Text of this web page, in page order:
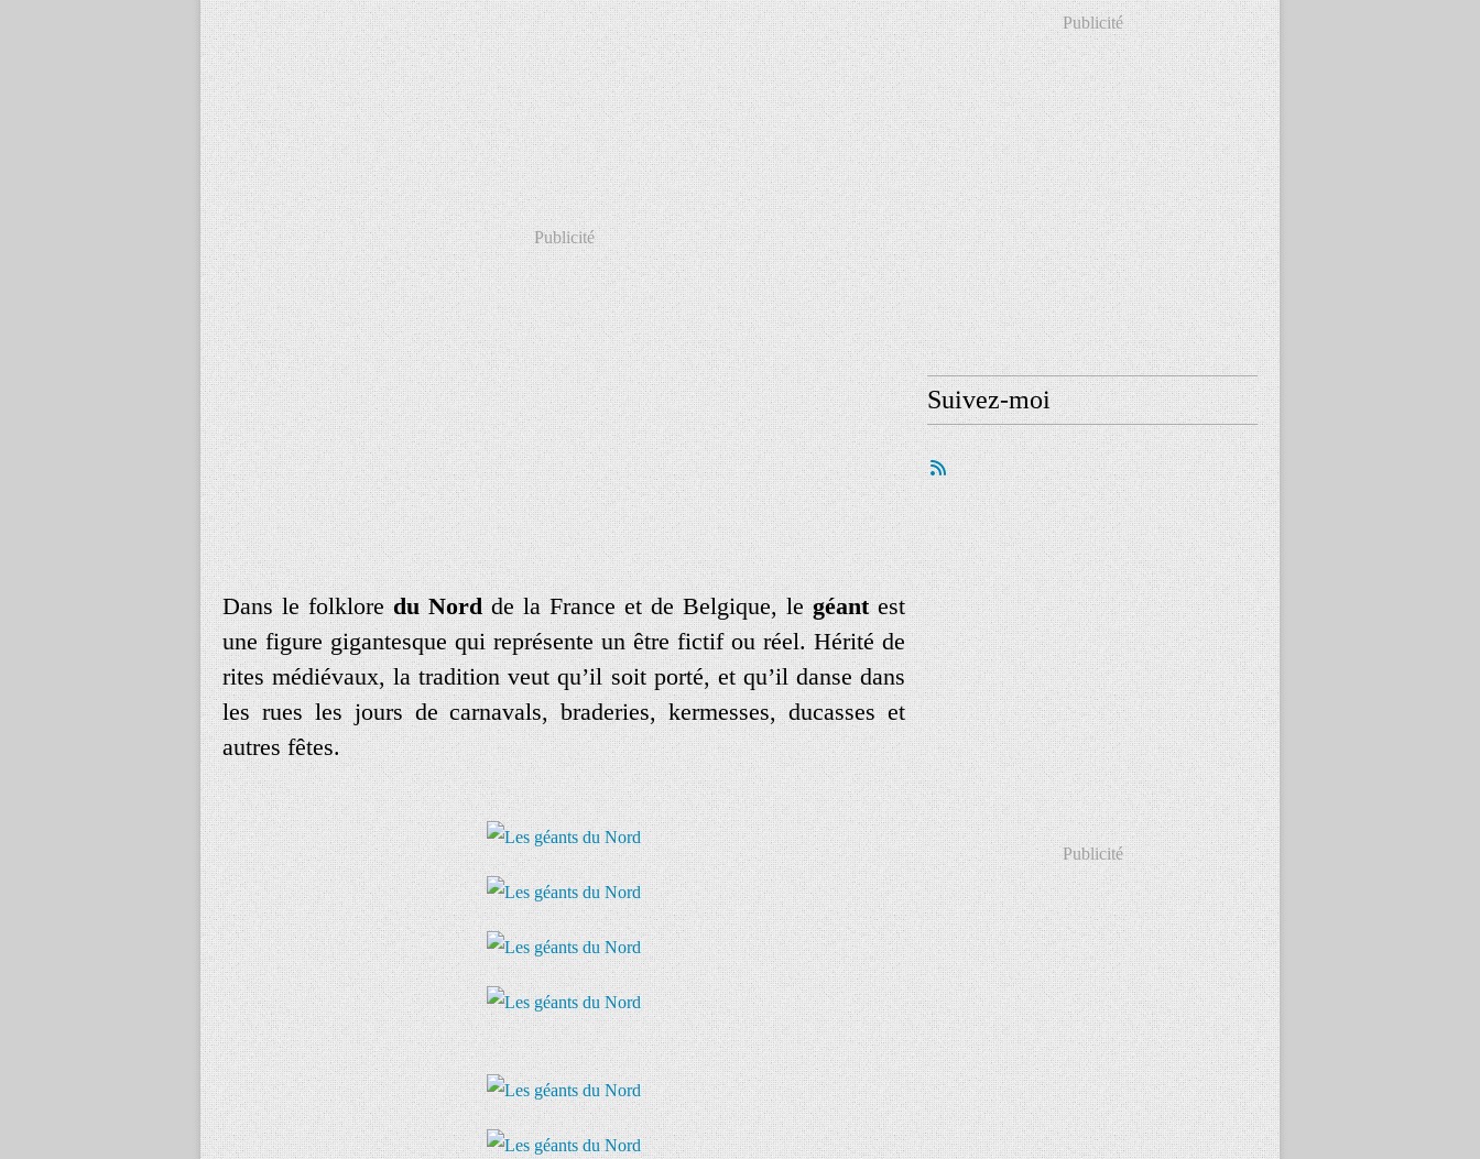
Publicité
Dans le folkloredu Nordde la France et de Belgique, legéantest
une figure gigantesque qui représente un être fictif ou réel. Hérité de
rites médiévaux, la tradition veut qu’il soit porté, et qu’il danse dans
les rues les jours de carnavals, braderies, kermesses, ducasses et
autres fêtes.
Publicité
Suivez-moi
Publicité